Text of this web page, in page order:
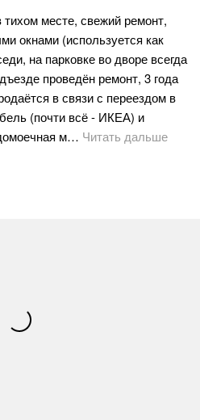
месте, свежий ремонт,
окнами (используется как
на парковке во дворе всегда
проведён ремонт, 3 года
в связи с переездом в
(почти всё - ИКЕА) и
м… Читать дальше